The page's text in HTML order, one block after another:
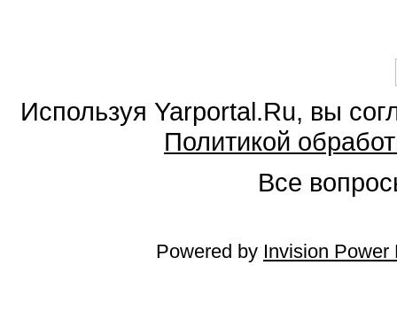
Используя Yarportal.Ru, вы
Политикой
Все
Powered by Invision Power